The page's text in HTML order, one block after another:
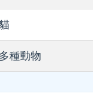
多種動物